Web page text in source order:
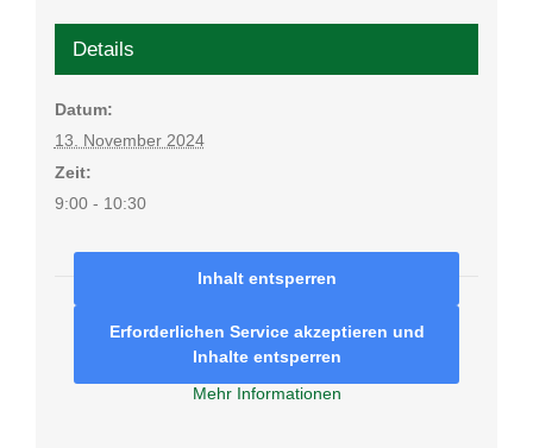
Details
Datum:
13. November 2024
Zeit:
9:00 - 10:30
Inhalt entsperren
Erforderlichen Service akzeptieren und
Inhalte entsperren
Mehr Informationen